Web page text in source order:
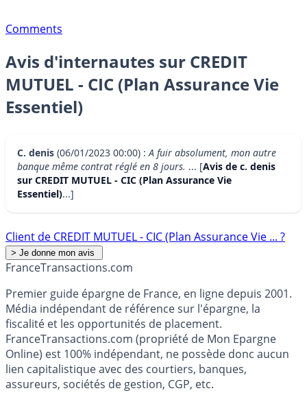
Comments
Avis d'internautes sur CREDIT
MUTUEL - CIC (Plan Assurance Vie
Essentiel)
C. denis (06/01/2023 00:00) :A fuir absolument, mon autre
banque même contrat réglé en 8 jours. ... [Avis de c. denis
sur CREDIT MUTUEL - CIC (Plan Assurance Vie
Essentiel)...]
Client de CREDIT MUTUEL - CIC (Plan Assurance Vie ... ?
FranceTransactions.com
Premier guide épargne de France, en ligne depuis 2001.
Média indépendant de référence sur l'épargne, la
fiscalité et les opportunités de placement.
FranceTransactions.com (propriété de Mon Epargne
Online) est 100% indépendant, ne possède donc aucun
lien capitalistique avec des courtiers, banques,
assureurs, sociétés de gestion, CGP, etc.